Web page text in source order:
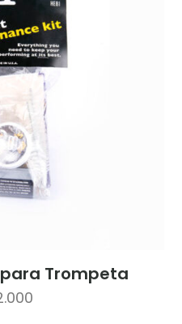
Trompeta